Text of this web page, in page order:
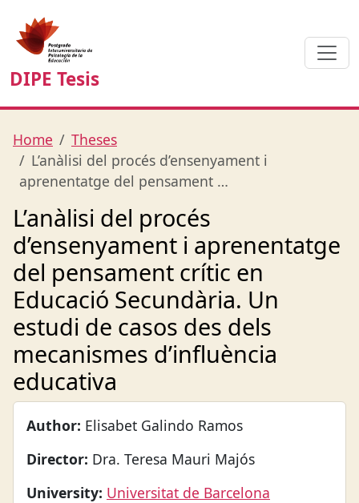
DIPE Tesis
Home
Theses
L’anàlisi del procés d’ensenyament i
aprenentatge del pensament …
L’anàlisi del procés
d’ensenyament i aprenentatge
del pensament crític en
Educació Secundària. Un
estudi de casos des dels
mecanismes d’influència
educativa
Author: Elisabet Galindo Ramos
Director: Dra. Teresa Mauri Majós
University: Universitat de Barcelona